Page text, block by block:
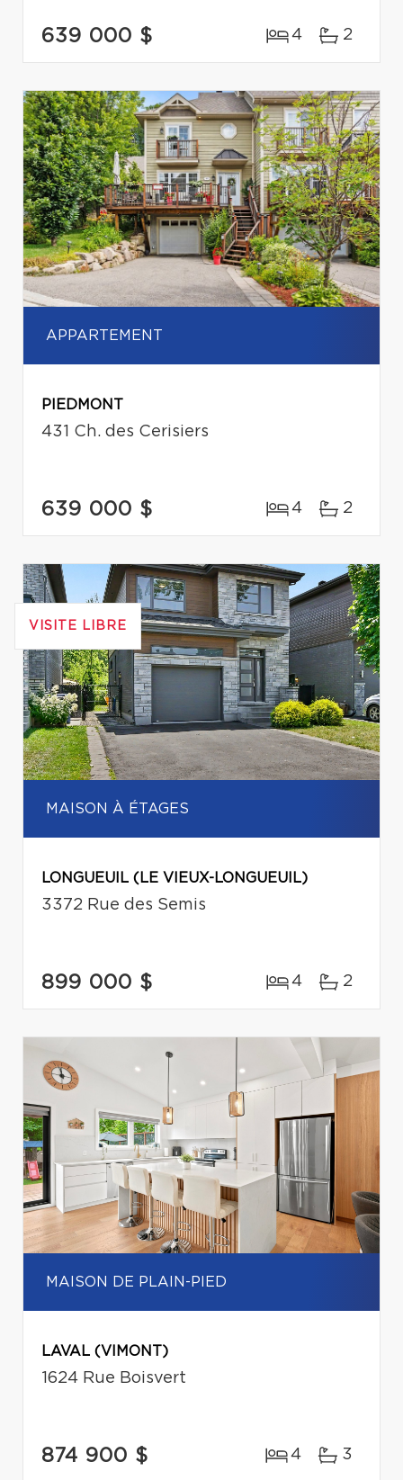
639 000 $ 4 2
APPARTEMENT
PIEDMONT
431 Ch. des Cerisiers
639 000 $ 4 2
VISITE LIBRE
MAISON À ÉTAGES
LONGUEUIL (LE VIEUX-LONGUEUIL)
3372 Rue des Semis
899 000 $ 4 2
MAISON DE PLAIN-PIED
LAVAL (VIMONT)
1624 Rue Boisvert
874 900 $ 4 3